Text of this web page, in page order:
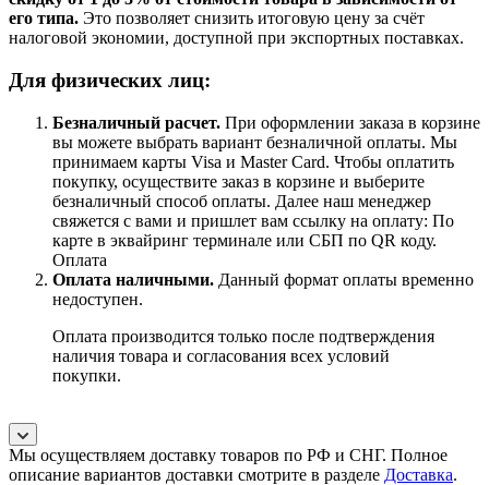
его типа. Это позволяет снизить итоговую цену за счёт
налоговой экономии, доступной при экспортных поставках.
Для физических лиц:
Безналичный расчет. При оформлении заказа в корзине
вы можете выбрать вариант безналичной оплаты. Мы
принимаем карты Visa и Master Card. Чтобы оплатить
покупку, осуществите заказ в корзине и выберите
безналичный способ оплаты. Далее наш менеджер
свяжется с вами и пришлет вам ссылку на оплату: По
карте в эквайринг терминале или СБП по QR коду.
Оплата
Оплата наличными. Данный формат оплаты временно
недоступен.
Оплата производится только после подтверждения
наличия товара и согласования всех условий
покупки.
Мы осуществляем доставку товаров по РФ и СНГ. Полное
описание вариантов доставки смотрите в разделе Доставка.